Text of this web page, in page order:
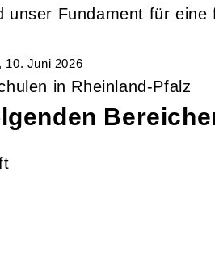
unser Fundament für
10. Juni 2026
in Rheinland-Pfalz